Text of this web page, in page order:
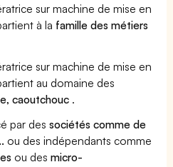
sur machine de mise en
à la famille des métiers
sur machine de mise en
au domaine des
caoutchouc .
par dessociétés comme de
ou des indépendants comme
ou desmicro-